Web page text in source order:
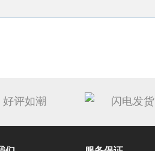
好评如潮 闪电发货